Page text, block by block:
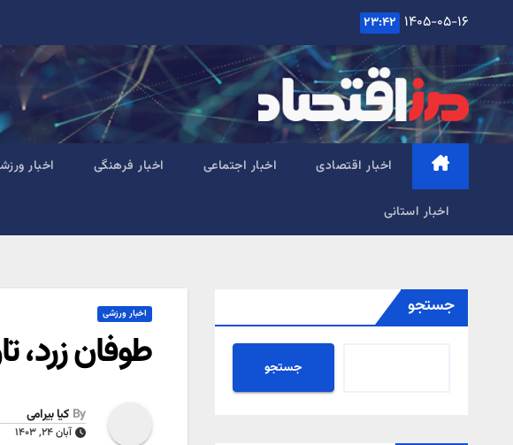
content
۱۴۰۵-۰۵-۱۶ ۲۳:۴۲
اخبار اقتصادی اخبار اجتماعی اخبار فرهنگی اخبار
اخبار استانی
جستجو
جستجو
اخبار ورزشی
طوفان زرد،
By کیا بیرامی
آبان ۲۴, ۱۴۰۳